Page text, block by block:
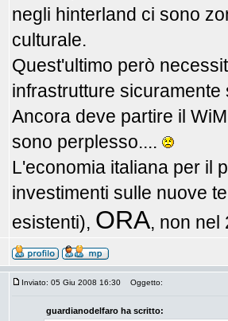
negli hinterland ci sono
culturale.
Quest'ultimo però
infrastrutture
Ancora deve partire il
sono perplesso....
L'economia italiana per il
investimenti sulle nuove
esistenti), ORA, non nel
Inviato: 05 Giu 2008 16:30 Oggetto:
guardianodelfaro ha scritto: